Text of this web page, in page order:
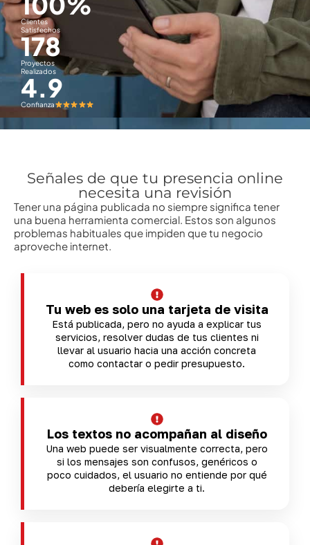
Clientes
Satisfechos
Proyectos
Realizados
178
Confianza
4.9
Señales de que tu presencia online
necesita una revisión
Tener una página publicada no siempre significa tener
una buena herramienta comercial. Estos son algunos
problemas habituales que impiden que tu negocio
aproveche internet.
Tu web es solo una tarjeta de visita
Está publicada, pero no ayuda a explicar tus
servicios, resolver dudas de tus clientes ni
llevar al usuario hacia una acción concreta
como contactar o pedir presupuesto.
Los textos no acompañan al diseño
Una web puede ser visualmente correcta, pero
si los mensajes son confusos, genéricos o
poco cuidados, el usuario no entiende por qué
debería elegirte a ti.